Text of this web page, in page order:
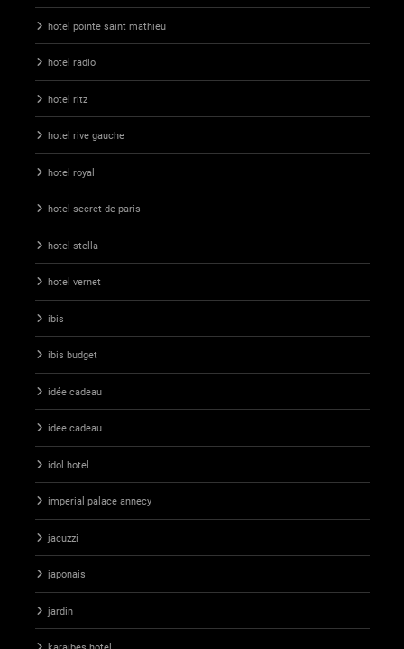
hotel pointe saint mathieu
hotel radio
hotel ritz
hotel rive gauche
hotel royal
hotel secret de paris
hotel stella
hotel vernet
ibis
ibis budget
idée cadeau
idee cadeau
idol hotel
imperial palace annecy
jacuzzi
japonais
jardin